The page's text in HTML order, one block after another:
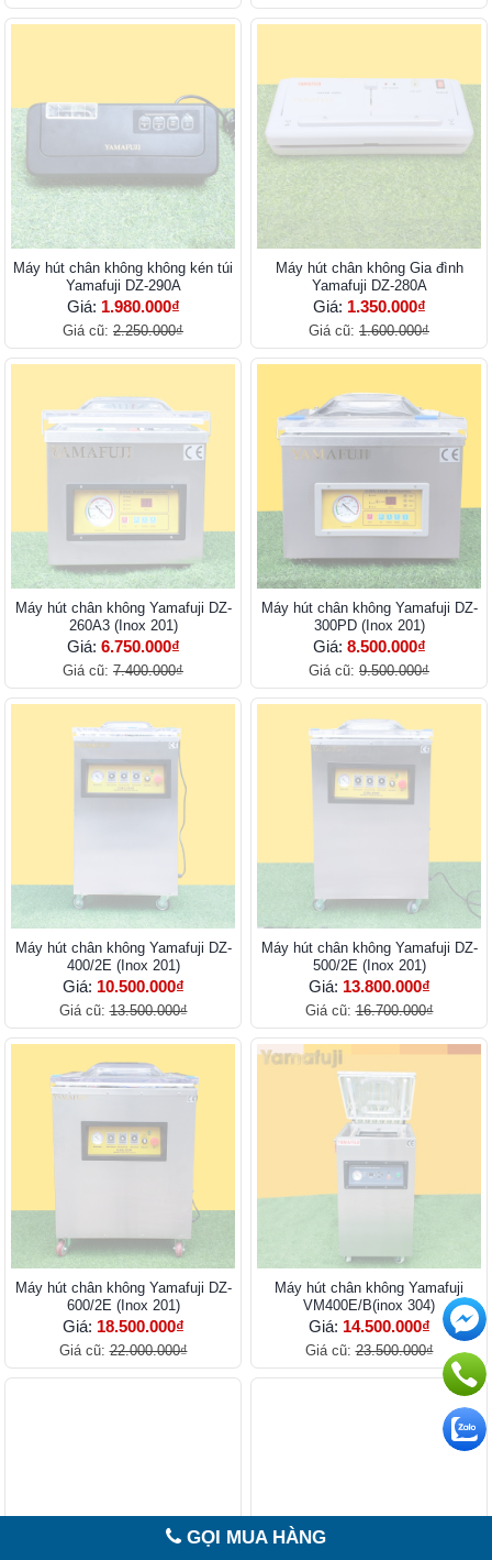
Máy hút chân không không kén túi
Yamafuji DZ-290A
Giá: 1.980.000₫
Giá cũ: 2.250.000₫
Máy hút chân không Gia đình
Yamafuji DZ-280A
Giá: 1.350.000₫
Giá cũ: 1.600.000₫
Máy hút chân không Yamafuji DZ-
260A3 (Inox 201)
Giá: 6.750.000₫
Giá cũ: 7.400.000₫
Máy hút chân không Yamafuji DZ-
300PD (Inox 201)
Giá: 8.500.000₫
Giá cũ: 9.500.000₫
Máy hút chân không Yamafuji DZ-
400/2E (Inox 201)
Giá: 10.500.000₫
Giá cũ:13.500.000₫
Máy hút chân không Yamafuji DZ-
500/2E (Inox 201)
Giá: 13.800.000₫
Giá cũ:16.700.000₫
Máy hút chân không Yamafuji DZ-
600/2E (Inox 201)
Giá: 18.500.000₫
Giá cũ:22.000.000₫
Máy hút chân không Yamafuji
VM400E/B(inox 304)
Giá: 14.500.000₫
Giá cũ:23.500.000₫
GỌI MUA HÀNG